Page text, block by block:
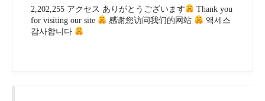
2,202,255 アクセス ありがとうございます
Thank you
for visiting our site
感谢您访问我们的网站
액세스
감사합니다